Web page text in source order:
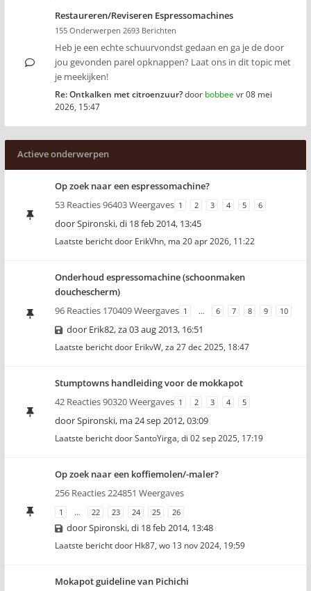
Restaureren/Reviseren Espressomachines
155 Onderwerpen 2693 Berichten
Heb je een echte schuurvondst gedaan en ga je de door
jou gevonden parel opknappen? Laat ons in dit topic met
je meekijken!
Re: Ontkalken met citroenzuur?door bobbeevr 08 mei
2026, 15:47
Actieve onderwerpen
Op zoek naar een espressomachine?
53 Reacties 96403 Weergaves 1 2 3 4 5 6
doorSpironski,di 18 feb 2014, 13:45
Laatste bericht door ErikVhn, ma 20 apr 2026, 11:22
Onderhoud espressomachine (schoonmaken
douchescherm)
96 Reacties 170409 Weergaves 1 … 6 7 8 9 10
door Erik82,za 03 aug 2013, 16:51
Laatste bericht door ErikvW, za 27 dec 2025, 18:47
Stumptowns handleiding voor de mokkapot
42 Reacties 90320 Weergaves 1 2 3 4 5
doorSpironski, ma 24 sep 2012, 03:09
Laatste bericht doorSantoYirga, di 02 sep 2025, 17:19
Op zoek naar een koffiemolen/-maler?
256 Reacties 224851 Weergaves
1 … 22 23 24 25 26
doorSpironski,di 18 feb 2014, 13:48
Laatste bericht door Hk87, wo 13 nov 2024, 19:59
Mokapot guideline van Pichichi